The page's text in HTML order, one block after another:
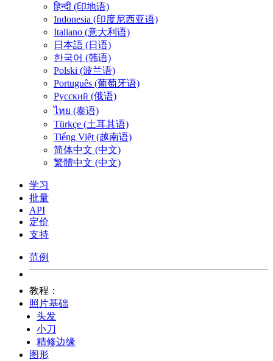
हिन्दी (印地语)
Indonesia (印度尼西亚语)
Italiano (意大利语)
日本語 (日语)
한국어 (韩语)
Polski (波兰语)
Português (葡萄牙语)
Русский (俄语)
ไทย (泰语)
Türkçe (土耳其语)
Tiếng Việt (越南语)
简体中文 (中文)
繁體中文 (中文)
学习
批量
API
定价
支持
范例
教程：
照片基础
头发
小刀
精修边缘
图形